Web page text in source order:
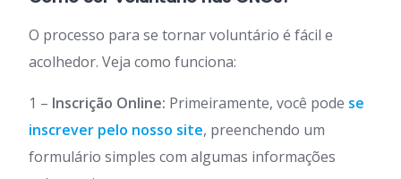
O processo para se tornar voluntário é fácil e
acolhedor. Veja como funciona:
1 – Inscrição Online: Primeiramente, você pode se
inscrever pelo nosso site, preenchendo um
formulário simples com algumas informações